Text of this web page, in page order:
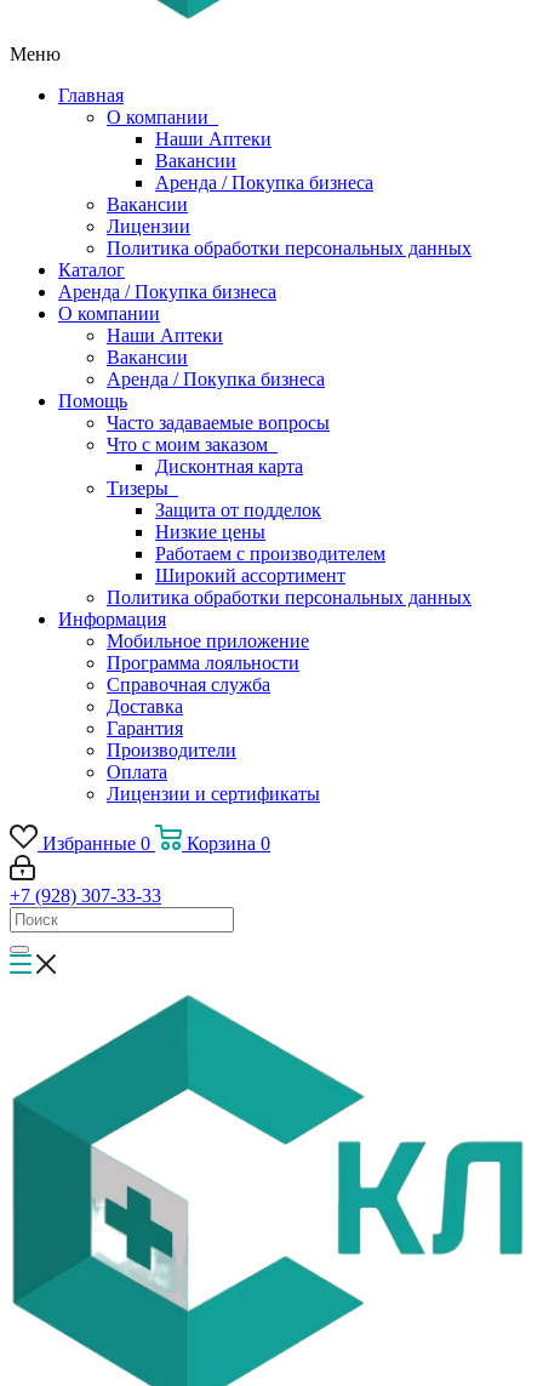
Меню
Главная
О компании
Наши Аптеки
Вакансии
Аренда / Покупка бизнеса
Вакансии
Лицензии
Политика обработки персональных данных
Каталог
Аренда / Покупка бизнеса
О компании
Наши Аптеки
Вакансии
Аренда / Покупка бизнеса
Помощь
Часто задаваемые вопросы
Что с моим заказом
Дисконтная карта
Тизеры
Защита от подделок
Низкие цены
Работаем с производителем
Широкий ассортимент
Политика обработки персональных данных
Информация
Мобильное приложение
Программа лояльности
Справочная служба
Доставка
Гарантия
Производители
Оплата
Лицензии и сертификаты
Избранные 0 Корзина 0
+7 (928) 307-33-33